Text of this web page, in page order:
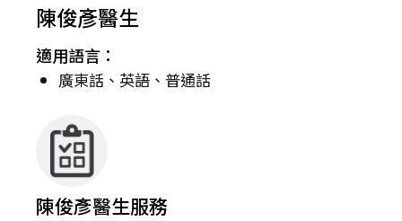
陳俊彥醫生
適用語言：
廣東話、英語、普通話
陳俊彥醫生服務